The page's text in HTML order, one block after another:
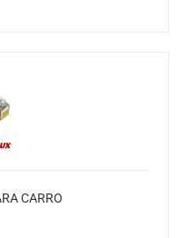
CARRO